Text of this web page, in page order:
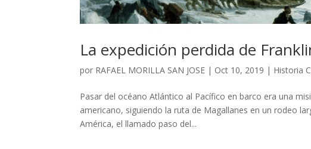
La expedición perdida de
por RAFAEL MORILLA SAN JOSE | Oct 10, 2019 | Historia
Pasar del océano Atlántico al Pacífico en barco era una
americano, siguiendo la ruta de Magallanes en un rodeo
América, el llamado paso del...